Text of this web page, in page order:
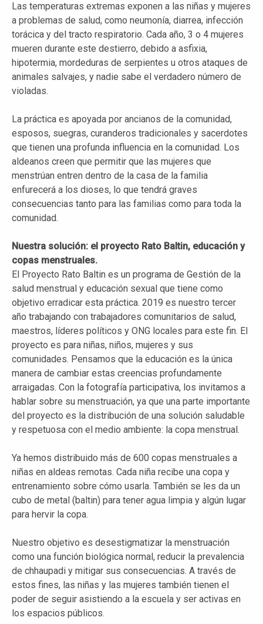
Las temperaturas extremas exponen a las niñas y mujeres
a problemas de salud, como neumonía, diarrea, infección
torácica y del tracto respiratorio. Cada año, 3 o 4 mujeres
mueren durante este destierro, debido a asfixia,
hipotermia, mordeduras de serpientes u otros ataques de
animales salvajes, y nadie sabe el verdadero número de
violadas.
La práctica es apoyada por ancianos de la comunidad,
esposos, suegras, curanderos tradicionales y sacerdotes
que tienen una profunda influencia en la comunidad. Los
aldeanos creen que permitir que las mujeres que
menstrúan entren dentro de la casa de la familia
enfurecerá a los dioses, lo que tendrá graves
consecuencias tanto para las familias como para toda la
comunidad.
Nuestra solución: el proyecto Rato Baltin, educación y
copas menstruales.
El Proyecto Rato Baltin es un programa de Gestión de la
salud menstrual y educación sexual que tiene como
objetivo erradicar esta práctica. 2019 es nuestro tercer
año trabajando con trabajadores comunitarios de salud,
maestros, líderes políticos y ONG locales para este fin. El
proyecto es para niñas, niños, mujeres y sus
comunidades. Pensamos que la educación es la única
manera de cambiar estas creencias profundamente
arraigadas. Con la fotografía participativa, los invitamos a
hablar sobre su menstruación, ya que una parte importante
del proyecto es la distribución de una solución saludable
y respetuosa con el medio ambiente: la copa menstrual.
Ya hemos distribuido más de 600 copas menstruales a
niñas en aldeas remotas. Cada niña recibe una copa y
entrenamiento sobre cómo usarla. También se les da un
cubo de metal (baltin) para tener agua limpia y algún lugar
para hervir la copa.
Nuestro objetivo es desestigmatizar la menstruación
como una función biológica normal, reducir la prevalencia
de chhaupadi y mitigar sus consecuencias. A través de
estos fines, las niñas y las mujeres también tienen el
poder de seguir asistiendo a la escuela y ser activas en
los espacios públicos.